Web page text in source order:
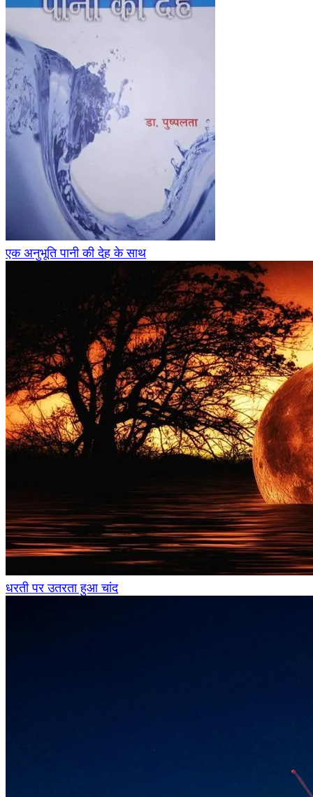
एक अनुभूति पानी की देह के साथ
धरती पर उतरता हुआ चांद